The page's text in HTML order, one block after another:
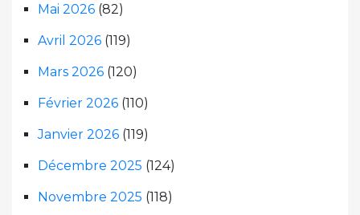
Mai 2026 (82)
Avril 2026 (119)
Mars 2026 (120)
Février 2026 (110)
Janvier 2026 (119)
Décembre 2025 (124)
Novembre 2025 (118)